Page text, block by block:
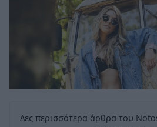
Δες περισσότερα άρθρα του